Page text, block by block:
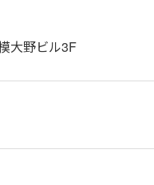
大野ビル3F